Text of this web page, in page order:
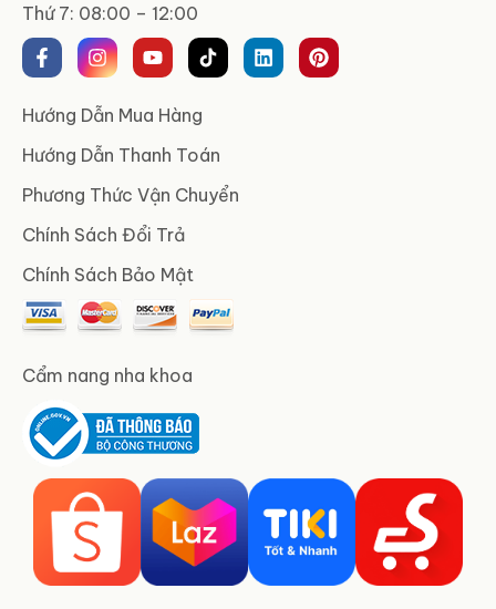
Thứ 7: 08:00 – 12:00
Hướng Dẫn Mua Hàng
Hướng Dẫn Thanh Toán
Phương Thức Vận Chuyển
Chính Sách Đổi Trả
Chính Sách Bảo Mật
Cẩm nang nha khoa